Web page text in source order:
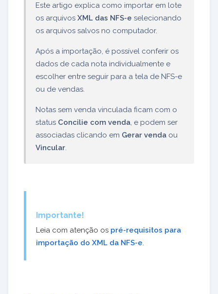
Este artigo explica como importar em lote
os arquivos XML das NFS-e selecionando
os arquivos salvos no computador.
Após a importação, é possível conferir os
dados de cada nota individualmente e
escolher entre seguir para a tela de NFS-e
ou de vendas.
Notas sem venda vinculada ficam com o
status Concilie com venda, e podem ser
associadas clicando em Gerar venda ou
Vincular.
Importante!
Leia com atenção os pré-requisitos para
importação do XML da NFS-e.